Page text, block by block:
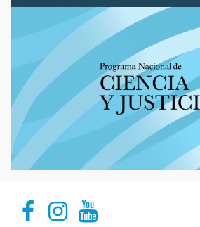
Facebook
Instagram
Youtube